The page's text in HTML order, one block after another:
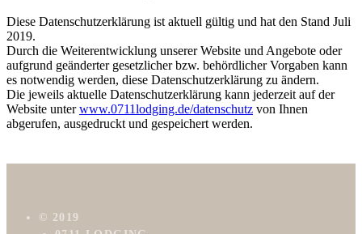
Diese Datenschutzerklärung ist aktuell gültig und hat den Stand Juli
2019.
Durch die Weiterentwicklung unserer Website und Angebote oder
aufgrund geänderter gesetzlicher bzw. behördlicher Vorgaben kann
es notwendig werden, diese Datenschutzerklärung zu ändern.
Die jeweils aktuelle Datenschutzerklärung kann jederzeit auf der
Website unterwww.0711lodging.de/datenschutz von Ihnen
abgerufen, ausgedruckt und gespeichert werden.
© 2019